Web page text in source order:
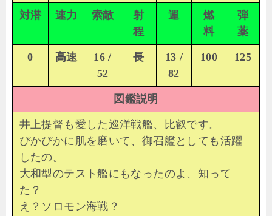
対潜 速力 索敵
射
程
運
燃
料
弾
薬
0 高速
16 /
52
長
13 /
82
100 125
図鑑説明
井上提督も愛した巡洋戦艦、比叡です。
ぴかぴかに肌を磨いて、御召艦としても活躍
したの。
大和型のテスト艦にもなったのよ、知って
た？
え？ソロモン海戦？